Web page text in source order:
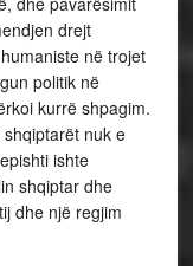
drejt
në trojet
politik në
kurrë shpagim.
nuk e
ishte
shqiptar dhe
dhe një regjim